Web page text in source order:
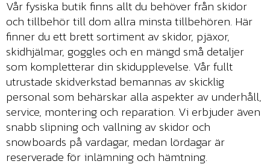
Vår fysiska butik finns allt du behöver från skidor
och tillbehör till dom allra minsta tillbehören. Här
finner du ett brett sortiment av skidor, pjäxor,
skidhjälmar, goggles och en mängd små detaljer
som kompletterar din skidupplevelse. Vår fullt
utrustade skidverkstad bemannas av skicklig
personal som behärskar alla aspekter av underhåll,
service, montering och reparation. Vi erbjuder även
snabb slipning och vallning av skidor och
snowboards på vardagar, medan lördagar är
reserverade för inlämning och hämtning.